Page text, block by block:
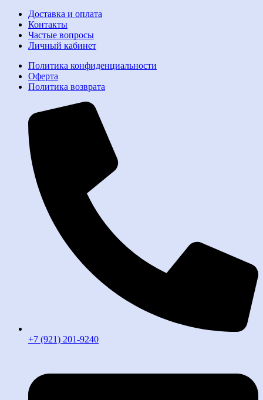
Доставка и оплата
Контакты
Частые вопросы
Личный кабинет
Политика конфиденциальности
Оферта
Политика возврата
+7 (921) 201-9240